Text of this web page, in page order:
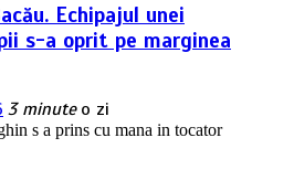
Echipajul unei
s-a oprit pe marginea
3 minute o zi